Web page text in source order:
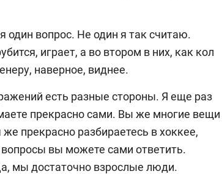
один вопрос. Не один я так считаю.
играет, а во втором в них, как кол
наверное, виднее.
есть разные стороны. Я еще раз
прекрасно сами. Вы же многие вещи
прекрасно разбираетесь в хоккее,
вы можете сами ответить.
мы достаточно взрослые люди.